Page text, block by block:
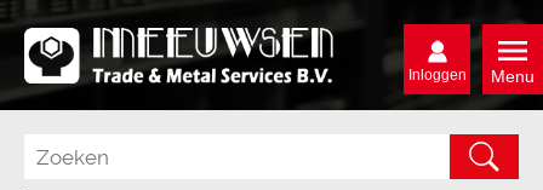
Menu
Inloggen